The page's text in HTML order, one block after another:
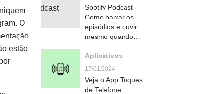
O
estão
Spotify Podcast –
Como baixar os
episódios e ouvir
mesmo quando
Aplicativos
17/01/2024
Veja o App Toques
de Telefone